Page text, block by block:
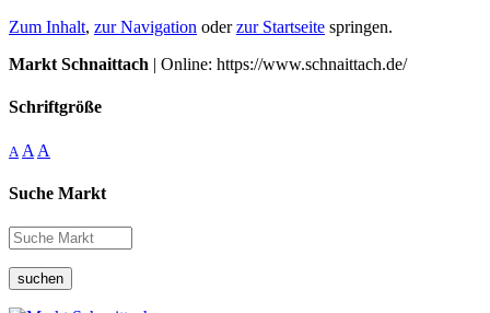
Zum Inhalt, zur Navigation oderzur Startseite springen.
Markt Schnaittach | Online: https://www.schnaittach.de/
Schriftgröße
A A A
Suche Markt
suchen